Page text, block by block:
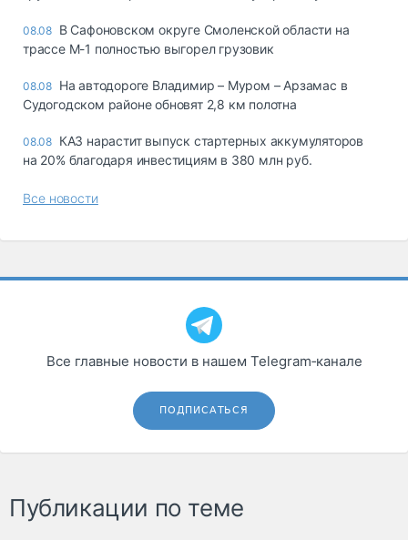
08.08 В Сафоновском округе Смоленской области на
трассе М-1 полностью выгорел грузовик
08.08 На автодороге Владимир – Муром – Арзамас в
Судогодском районе обновят 2,8 км полотна
08.08 КАЗ нарастит выпуск стартерных аккумуляторов
на 20% благодаря инвестициям в 380 млн руб.
Все новости
Все главные новости в нашем Telegram‑канале
ПОДПИСАТЬСЯ
Публикации по теме